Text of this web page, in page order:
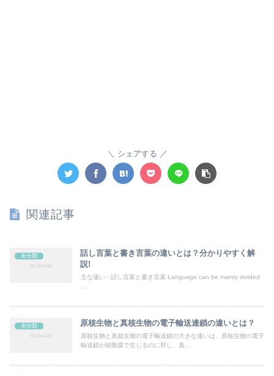
シェアする
関連記事
未分類
話し言葉と書き言葉の違いとは？分かりやすく解
説!
主な違い - 話し言葉と書き言葉 Language can be mainly divided
未分類 原核生物と真核生物の電子輸送連鎖の違いとは？
原核生物と真核生物の電子輸送鎖の大きな違いは、原核生物の電子
輸送鎖が細胞膜で生じるのに対し、真...